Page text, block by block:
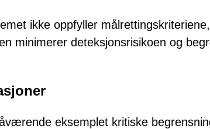
ikke oppfyller
minimerer deteksjonsrisikoen og
eksemplet kritiske